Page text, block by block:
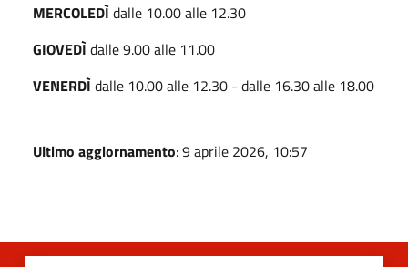
MERCOLEDÌdalle 10.00 alle 12.30
GIOVEDÌdalle 9.00 alle 11.00
VENERDÌdalle 10.00 alle 12.30 - dalle 16.30 alle 18.00
Ultimo aggiornamento: 9 aprile 2026, 10:57